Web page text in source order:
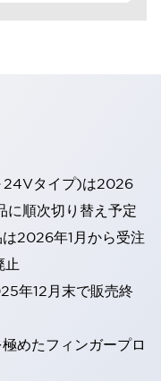
24Vタイプ)は2026
に順次切り替え予定
2026年1月から受注
止
年12月末で販売終
めたフィンガープロ